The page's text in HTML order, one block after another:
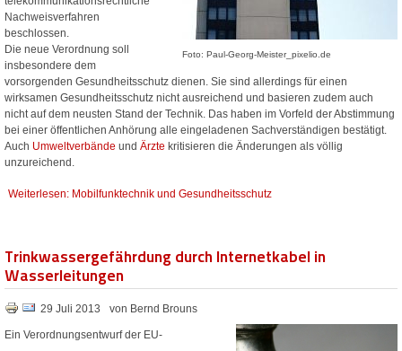
Foto: Paul-Georg-Meister_pixelio.de
Nachweisverfahren
beschlossen.
Die neue Verordnung soll
insbesondere dem
vorsorgenden Gesundheitsschutz dienen. Sie sind allerdings für einen
wirksamen Gesundheitsschutz nicht ausreichend und basieren zudem auch
nicht auf dem neusten Stand der Technik. Das haben im Vorfeld der Abstimmung
bei einer öffentlichen Anhörung alle eingeladenen Sachverständigen bestätigt.
Auch Umweltverbände und Ärzte kritisieren die Änderungen als völlig
unzureichend.
Weiterlesen: Mobilfunktechnik und Gesundheitsschutz
Trinkwassergefährdung durch Internetkabel in
Wasserleitungen
29 Juli 2013 von Bernd Brouns
Ein Verordnungsentwurf der EU-